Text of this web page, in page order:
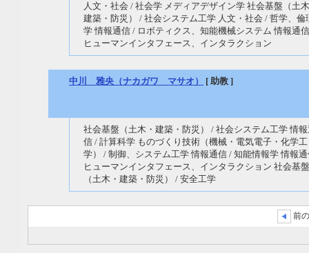
人文・社会 / 社会学 メディアデザイン学 社会基盤（土
建築・防災） / 社会システム工学 人文・社会 / 哲学、倫
学 情報通信 / ロボティクス、知能機械システム 情報通
ヒューマンインタフェース、インタラクション
中川 雅央（ナカガワ マサオ） [ 助教 ]
社会基盤（土木・建築・防災） / 社会システム工学 情
信 / 計算科学 ものづくり技術（機械・電気電子・化学工
学） / 制御、システム工学 情報通信 / 知能情報学 情報
ヒューマンインタフェース、インタラクション 社会基盤
（土木・建築・防災） / 安全工学
前